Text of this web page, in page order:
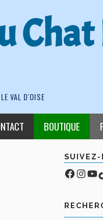
VAL D'OISE
BOUTIQUE
SUIVEZ-
Compte